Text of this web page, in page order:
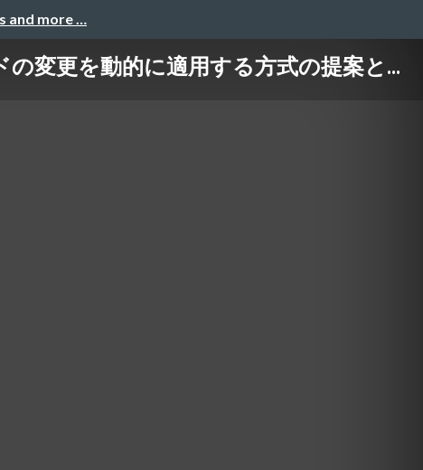
and more …
変更を動的に適用する方式の提案と...